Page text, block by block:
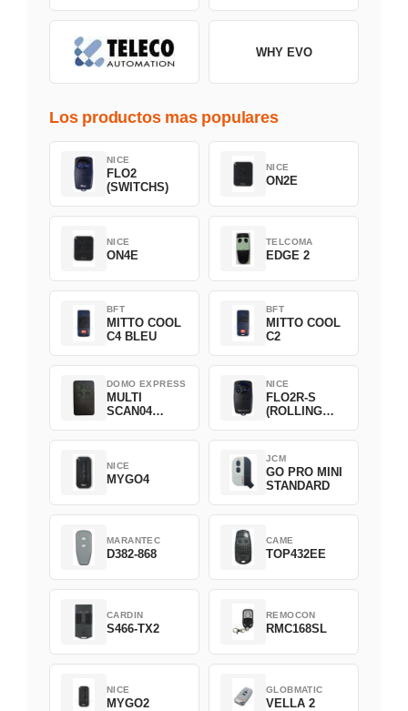
WHY EVO
Los productos mas populares
NICE
FLO2
(SWITCHS)
NICE
ON2E
NICE
ON4E
TELCOMA
EDGE 2
BFT
MITTO COOL
C4 BLEU
BFT
MITTO COOL
C2
DOMO EXPRESS
MULTI
SCAN04
NICE
FLO2R-S
(ROLLING
NICE
MYGO4
JCM
GO PRO MINI
STANDARD
MARANTEC
D382-868
CAME
TOP432EE
CARDIN
S466-TX2
REMOCON
RMC168SL
NICE
MYGO2
GLOBMATIC
VELLA 2